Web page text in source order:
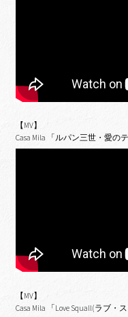
【MV】
Casa Mila 「ルパン三世・愛のテ
【MV】
Casa Mila 「Love Squall(ラブ・ス